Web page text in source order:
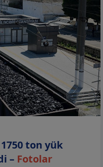
ton yük
– Fotolar